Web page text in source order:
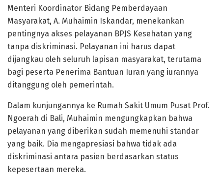
Menteri Koordinator Bidang Pemberdayaan
Masyarakat, A. Muhaimin Iskandar, menekankan
pentingnya akses pelayanan BPJS Kesehatan yang
tanpa diskriminasi. Pelayanan ini harus dapat
dijangkau oleh seluruh lapisan masyarakat, terutama
bagi peserta Penerima Bantuan Iuran yang iurannya
ditanggung oleh pemerintah.
Dalam kunjungannya ke Rumah Sakit Umum Pusat Prof.
Ngoerah di Bali, Muhaimin mengungkapkan bahwa
pelayanan yang diberikan sudah memenuhi standar
yang baik. Dia mengapresiasi bahwa tidak ada
diskriminasi antara pasien berdasarkan status
kepesertaan mereka.